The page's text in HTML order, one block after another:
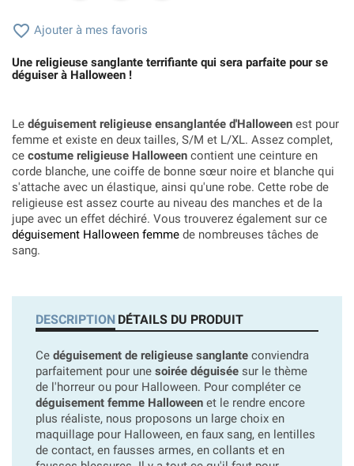
 Ajouter à mes favoris
Une religieuse sanglante terrifiante qui sera parfaite pour se
déguiser à Halloween !
Le déguisement religieuse ensanglantée d'Halloween est pour
femme et existe en deux tailles, S/M et L/XL. Assez complet,
ce costume religieuse Halloween contient une ceinture en
corde blanche, une coiffe de bonne sœur noire et blanche qui
s'attache avec un élastique, ainsi qu'une robe. Cette robe de
religieuse est assez courte au niveau des manches et de la
jupe avec un effet déchiré. Vous trouverez également sur ce
déguisement Halloween femme de nombreuses tâches de
sang.
DESCRIPTION DÉTAILS DU PRODUIT
Ce déguisement de religieuse sanglante conviendra
parfaitement pour une soirée déguisée sur le thème
de l'horreur ou pour Halloween. Pour compléter ce
déguisement femme Halloween et le rendre encore
plus réaliste, nous proposons un large choix en
maquillage pour Halloween, en faux sang, en lentilles
de contact, en fausses armes, en collants et en